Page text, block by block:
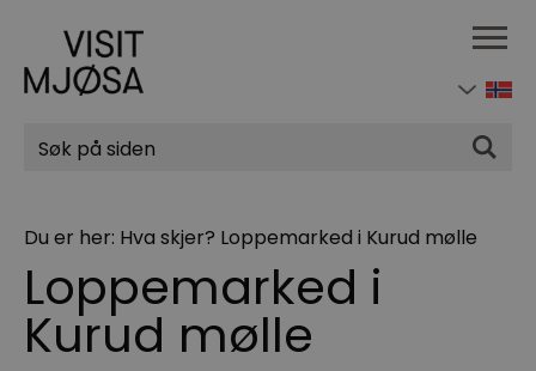
Søk
Du er her: Hva skjer? Loppemarked i Kurud mølle
Loppemarked i
Kurud mølle